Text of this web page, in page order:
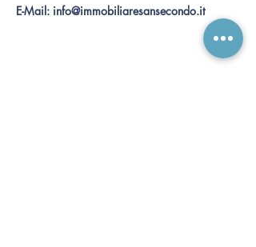
E-Mail: info@immobiliaresansecondo.it